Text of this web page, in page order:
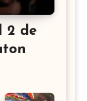
2 de